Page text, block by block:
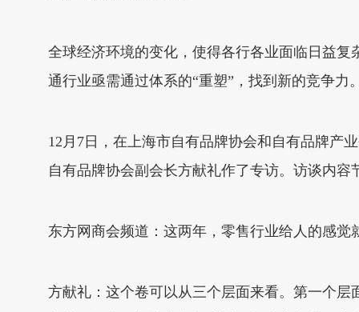
全球经济环境的变化，使得各行各业面临日益
通行业亟需通过体系的“重塑”，找到新的竞争力
12月7日，在上海市自有品牌协会和自有品牌产
自有品牌协会副会长方献礼作了专访。访谈内容
东方网商会频道：这两年，零售行业给人的感觉
方献礼：这个卷可以从三个层面来看。第一个